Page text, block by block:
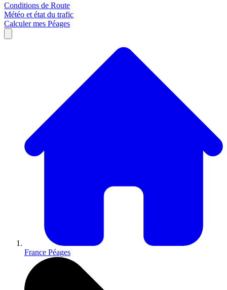
Conditions de Route
Météo et état du trafic
Calculer mes Péages
France Péages